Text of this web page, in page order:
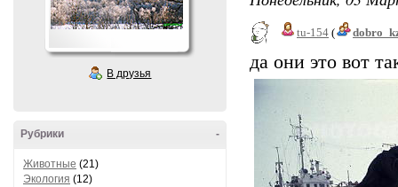
В друзья
-
Рубрики
Животные (21)
Экология (12)
tu-154 (
да они это вот